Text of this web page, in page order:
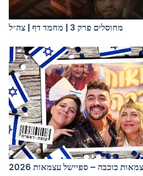
מחוסלים פרק 3 | מחמד דף | צה״ל
כוכבה – ספיישל עצמאות 2026